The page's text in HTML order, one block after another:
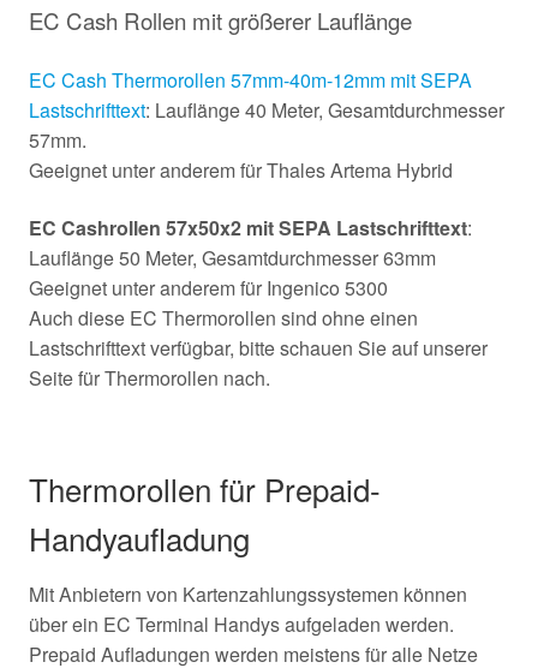
EC Cash Rollen mit größerer Lauflänge
EC Cash Thermorollen 57mm-40m-12mm mit SEPA
Lastschrifttext: Lauflänge 40 Meter, Gesamtdurchmesser
57mm.
Geeignet unter anderem für Thales Artema Hybrid
EC Cashrollen 57x50x2 mit SEPA Lastschrifttext:
Lauflänge 50 Meter, Gesamtdurchmesser 63mm
Geeignet unter anderem für Ingenico 5300
Auch diese EC Thermorollen sind ohne einen
Lastschrifttext verfügbar, bitte schauen Sie auf unserer
Seite für Thermorollen nach.
Thermorollen für Prepaid-
Handyaufladung
Mit Anbietern von Kartenzahlungssystemen können
über ein EC Terminal Handys aufgeladen werden.
Prepaid Aufladungen werden meistens für alle Netze